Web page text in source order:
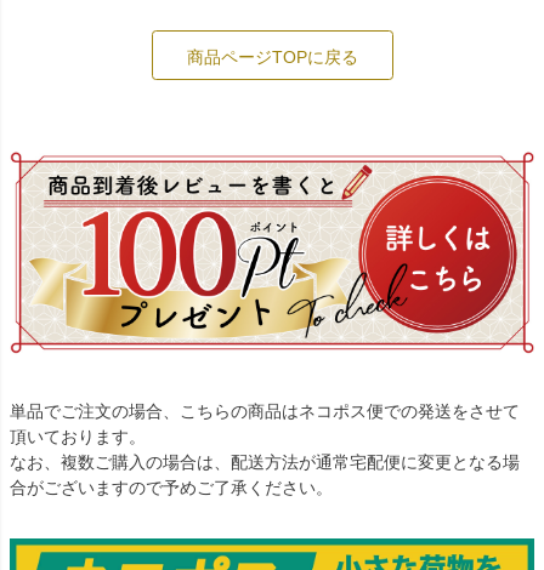
商品ページTOPに戻る
単品でご注文の場合、こちらの商品はネコポス便での発送をさせて
頂いております。
なお、複数ご購入の場合は、配送方法が通常宅配便に変更となる場
合がございますので予めご了承ください。